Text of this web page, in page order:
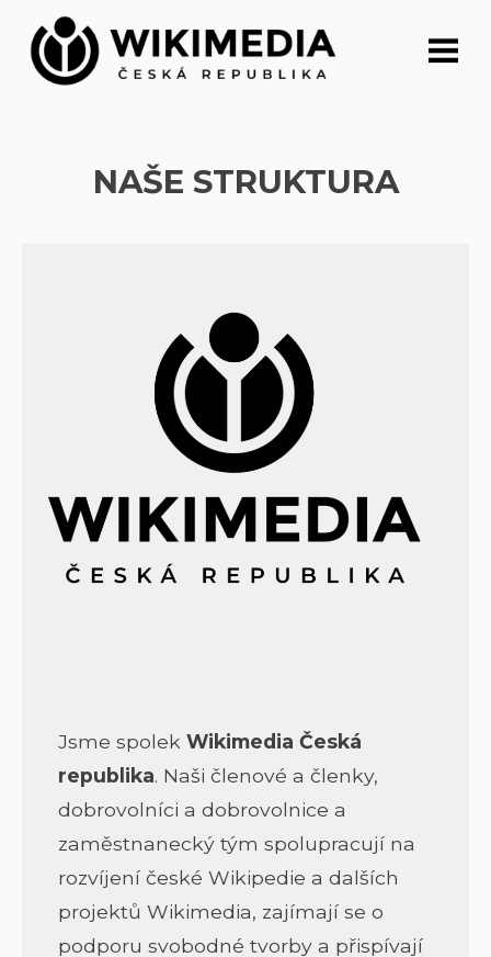
Přeskočit
obsah
NAŠE STRUKTURA
Jsme spolek Wikimedia Česká
republika. Naši členové a členky,
dobrovolníci a dobrovolnice a
zaměstnanecký tým spolupracují na
rozvíjení české Wikipedie a dalších
projektů Wikimedia, zajímají se o
podporu svobodné tvorby a přispívají